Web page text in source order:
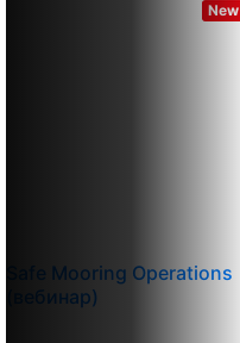
New
Safe Mooring Operations
(вебинар)